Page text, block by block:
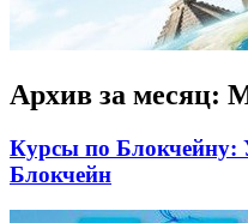
Архив за месяц:
Курсы по Блокчейну:
Блокчейн